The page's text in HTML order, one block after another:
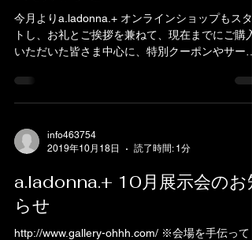
今月よりa.ladonna.+ オンラインショップもスタ
トし、お礼とご挨拶を兼ねて、現在までにご購入
いただいた皆さま中心に、特別クーポンやサービ
したが、現在滞っているため、オンラインショッ
プでご利用いただける割引クーポンを臨時発...
info463754
2019年10月18日
読了時間: 1分
a.ladonna.+ 10月展示会のお
らせ
http://www.gallery-ohhh.com/ ※会場を手伝ってく